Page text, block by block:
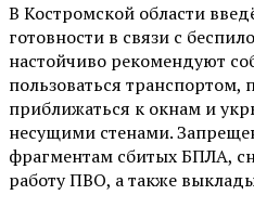
В Костромской области
готовности в связи с
настойчиво рекомендуют
пользоваться транспортом,
приближаться к окнам и
несущими стенами.
фрагментам сбитых БПЛА,
работу ПВО, а также